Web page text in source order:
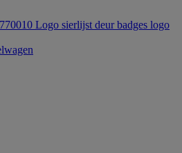
Logo sierlijst deur badges logo